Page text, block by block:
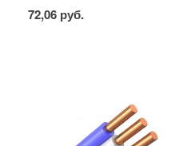
72,06 руб.